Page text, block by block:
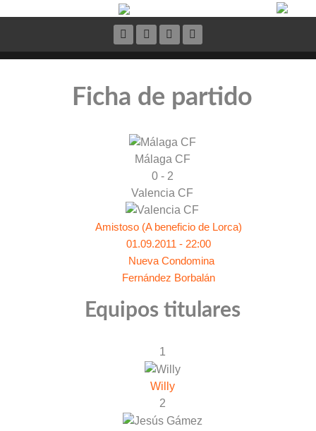
Ficha de partido
Málaga CF
0 - 2
Valencia CF
Amistoso (A beneficio de Lorca)
01.09.2011 - 22:00
Nueva Condomina
Fernández Borbalán
Equipos titulares
1
Willy
2